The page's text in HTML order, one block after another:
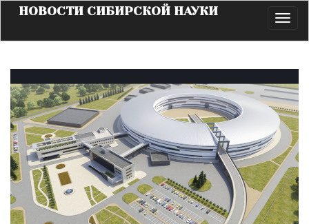
НОВОСТИ СИБИРСКОЙ НАУКИ